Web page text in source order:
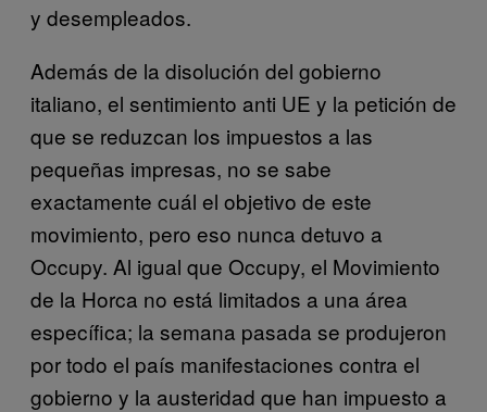
y desempleados.
Además de la disolución del gobierno
italiano, el sentimiento anti UE y la petición de
que se reduzcan los impuestos a las
pequeñas impresas, no se sabe
exactamente cuál el objetivo de este
movimiento, pero eso nunca detuvo a
Occupy. Al igual que Occupy, el Movimiento
de la Horca no está limitados a una área
específica; la semana pasada se produjeron
por todo el país manifestaciones contra el
gobierno y la austeridad que han impuesto a